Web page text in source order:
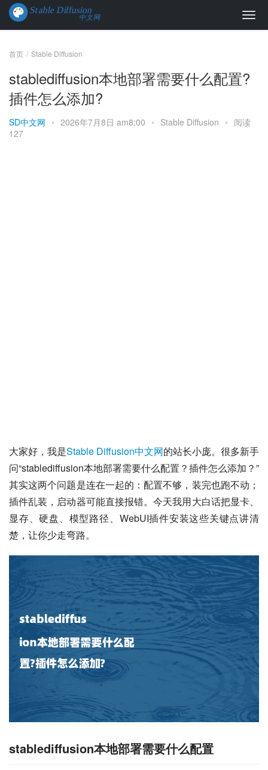
首页 Stable Diffusion
stablediffusion本地部署需要什么配置?
插件怎么添加?
SD中文网 • 2026年7月8日 am8:00 • Stable Diffusion • 阅读
127
大家好，我是Stable Diffusion中文网的站长小庞。很多新手
问“stablediffusion本地部署需要什么配置？插件怎么添加？”
其实这两个问题是连在一起的：配置不够，装完也跑不动；
插件乱装，启动器可能直接报错。今天我用大白话把显卡、
显存、硬盘、模型路径、WebUI插件安装这些关键点讲清
楚，让你少走弯路。
stablediffusion本地部署需要什么配置